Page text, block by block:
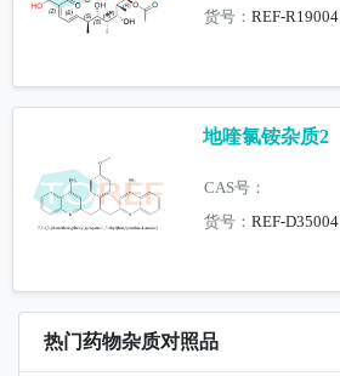
货号：REF-R19004
地喹氯铵杂质2
CAS号：
货号：REF-D35004
热门药物杂质对照品